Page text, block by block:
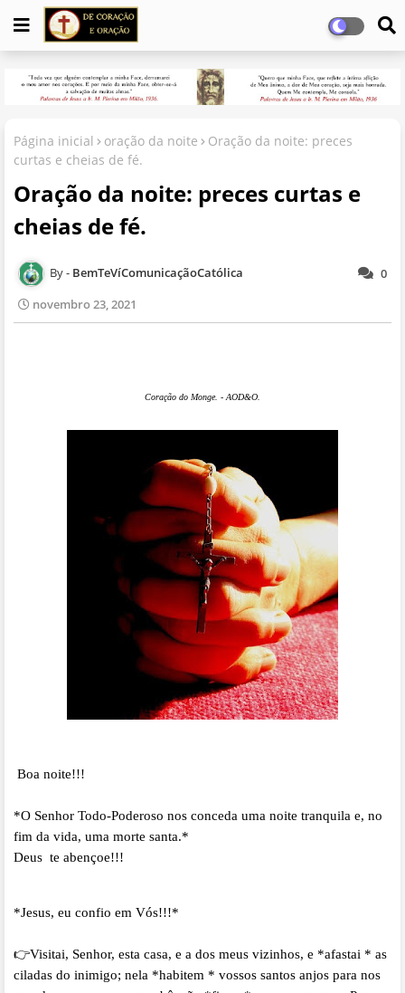
Página inicial oração da noite
Oração da noite: preces
curtas e cheias de fé.
Oração da noite: preces curtas e
cheias de fé.
0
BemTeVíComunicaçãoCatólica
novembro 23, 2021
Coração do Monge. - AOD&O.
Boa noite!!!
*O Senhor Todo-Poderoso nos conceda uma noite tranquila e, no
fim da vida, uma morte santa.*
Deus te abençoe!!!
*Jesus, eu confio em Vós!!!*
👉Visitai, Senhor, esta casa, e a dos meus vizinhos, e *afastai * as
ciladas do inimigo; nela *habitem * vossos santos anjos para nos